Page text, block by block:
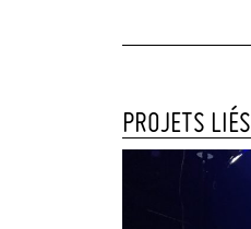
PROJETS LIÉS